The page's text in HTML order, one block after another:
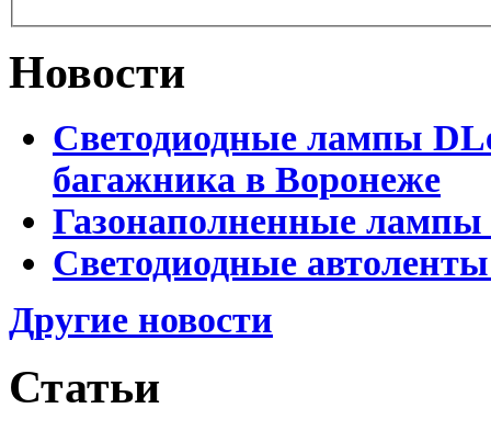
Новости
Светодиодные лампы
багажника в Воронеже
Газонаполненные
Светодиодные
Другие новости
Статьи